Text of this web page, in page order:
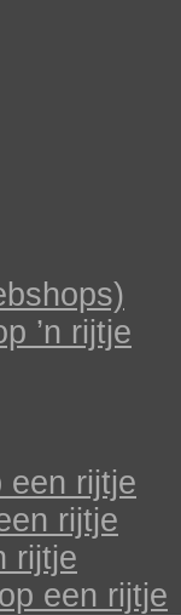
’n rijtje
een rijtje
rijtje
rijtje
een rijtje